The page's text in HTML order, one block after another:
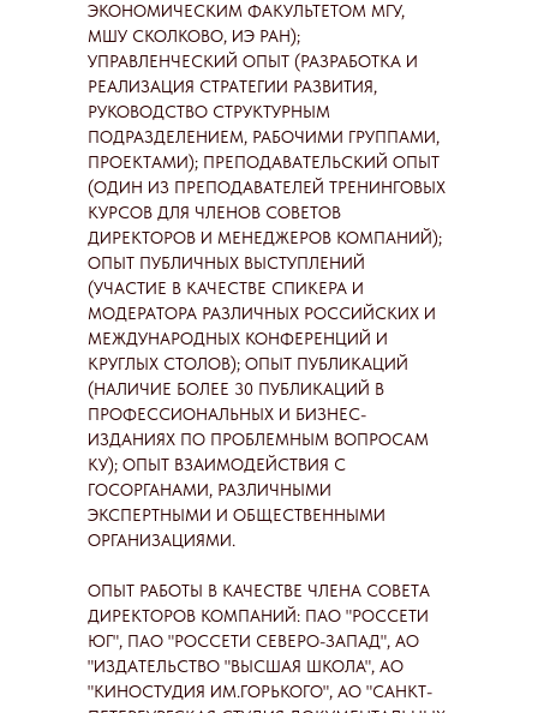
ЭКОНОМИЧЕСКИМ ФАКУЛЬТЕТОМ МГУ,
МШУ СКОЛКОВО, ИЭ РАН);
УПРАВЛЕНЧЕСКИЙ ОПЫТ (РАЗРАБОТКА И
РЕАЛИЗАЦИЯ СТРАТЕГИИ РАЗВИТИЯ,
РУКОВОДСТВО СТРУКТУРНЫМ
ПОДРАЗДЕЛЕНИЕМ, РАБОЧИМИ ГРУППАМИ,
ПРОЕКТАМИ); ПРЕПОДАВАТЕЛЬСКИЙ ОПЫТ
(ОДИН ИЗ ПРЕПОДАВАТЕЛЕЙ ТРЕНИНГОВЫХ
КУРСОВ ДЛЯ ЧЛЕНОВ СОВЕТОВ
ДИРЕКТОРОВ И МЕНЕДЖЕРОВ КОМПАНИЙ);
ОПЫТ ПУБЛИЧНЫХ ВЫСТУПЛЕНИЙ
(УЧАСТИЕ В КАЧЕСТВЕ СПИКЕРА И
МОДЕРАТОРА РАЗЛИЧНЫХ РОССИЙСКИХ И
МЕЖДУНАРОДНЫХ КОНФЕРЕНЦИЙ И
КРУГЛЫХ СТОЛОВ); ОПЫТ ПУБЛИКАЦИЙ
(НАЛИЧИЕ БОЛЕЕ 30 ПУБЛИКАЦИЙ В
ПРОФЕССИОНАЛЬНЫХ И БИЗНЕС-
ИЗДАНИЯХ ПО ПРОБЛЕМНЫМ ВОПРОСАМ
КУ); ОПЫТ ВЗАИМОДЕЙСТВИЯ С
ГОСОРГАНАМИ, РАЗЛИЧНЫМИ
ЭКСПЕРТНЫМИ И ОБЩЕСТВЕННЫМИ
ОРГАНИЗАЦИЯМИ.
ОПЫТ РАБОТЫ В КАЧЕСТВЕ ЧЛЕНА СОВЕТА
ДИРЕКТОРОВ КОМПАНИЙ: ПАО "РОССЕТИ
ЮГ", ПАО "РОССЕТИ СЕВЕРО-ЗАПАД", АО
"ИЗДАТЕЛЬСТВО "ВЫСШАЯ ШКОЛА", АО
"КИНОСТУДИЯ ИМ.ГОРЬКОГО", АО "САНКТ-